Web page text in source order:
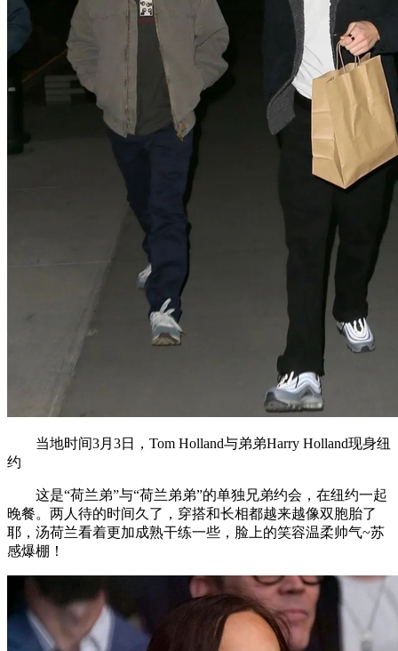
当地时间3月3日，Tom Holland与弟弟Harry Holland现身纽
约
这是“荷兰弟”与“荷兰弟弟”的单独兄弟约会，在纽约一起
晚餐。两人待的时间久了，穿搭和长相都越来越像双胞胎了
耶，汤荷兰看着更加成熟干练一些，脸上的笑容温柔帅气~苏
感爆棚！